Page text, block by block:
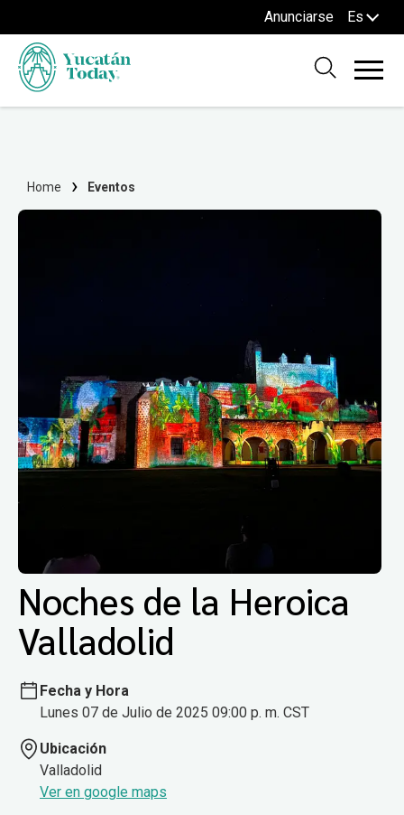
Anunciarse Es
Home Eventos
Noches de la Heroica
Valladolid
Fecha y Hora
Lunes 07 de Julio de 2025 09:00 p. m. CST
Ubicación
Valladolid
Ver en google maps